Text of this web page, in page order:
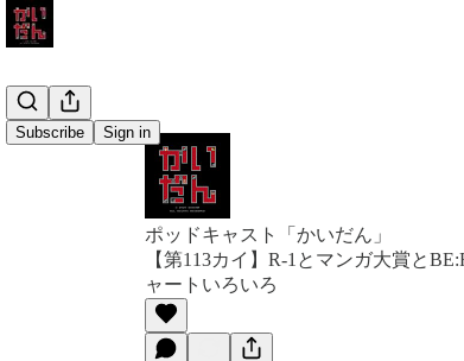
Subscribe Sign in
ポッドキャスト「かいだん」
【第113カイ】R-1とマンガ大賞と
ャートいろいろ